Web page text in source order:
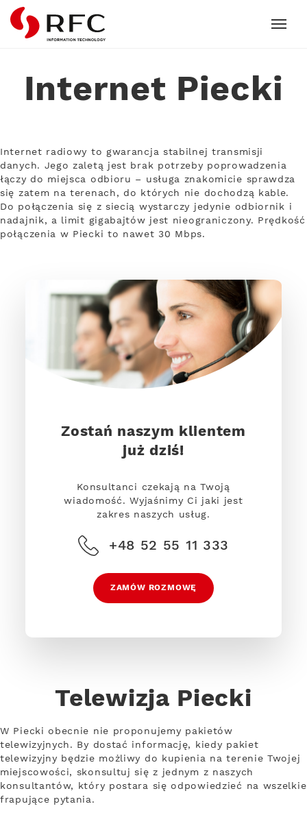
RFC
Internet Piecki
Internet radiowy to gwarancja stabilnej transmisji
danych. Jego zaletą jest brak potrzeby poprowadzenia
łączy do miejsca odbioru – usługa znakomicie sprawdza
się zatem na terenach, do których nie dochodzą kable.
Do połączenia się z siecią wystarczy jedynie odbiornik i
nadajnik, a limit gigabajtów jest nieograniczony. Prędkość
połączenia w Piecki to nawet 30 Mbps.
Zostań naszym klientem
już dziś!
Konsultanci czekają na Twoją
wiadomość. Wyjaśnimy Ci jaki jest
zakres naszych usług.
+48 52 55 11 333
ZAMÓW ROZMOWĘ
Telewizja Piecki
W Piecki obecnie nie proponujemy pakietów
telewizyjnych. By dostać informację, kiedy pakiet
telewizyjny będzie możliwy do kupienia na terenie Twojej
miejscowości, skonsultuj się z jednym z naszych
konsultantów, który postara się odpowiedzieć na wszelkie
frapujące pytania.